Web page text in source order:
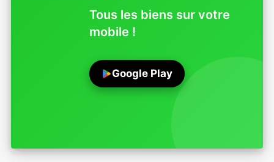
Tous les biens sur votre
mobile !
Google Play